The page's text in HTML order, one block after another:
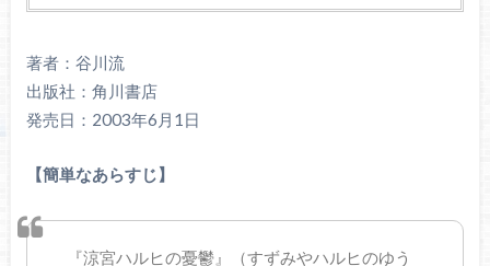
著者：谷川流
出版社：角川書店
発売日：2003年6月1日
【簡単なあらすじ】
『涼宮ハルヒの憂鬱』（すずみやハルヒのゆう